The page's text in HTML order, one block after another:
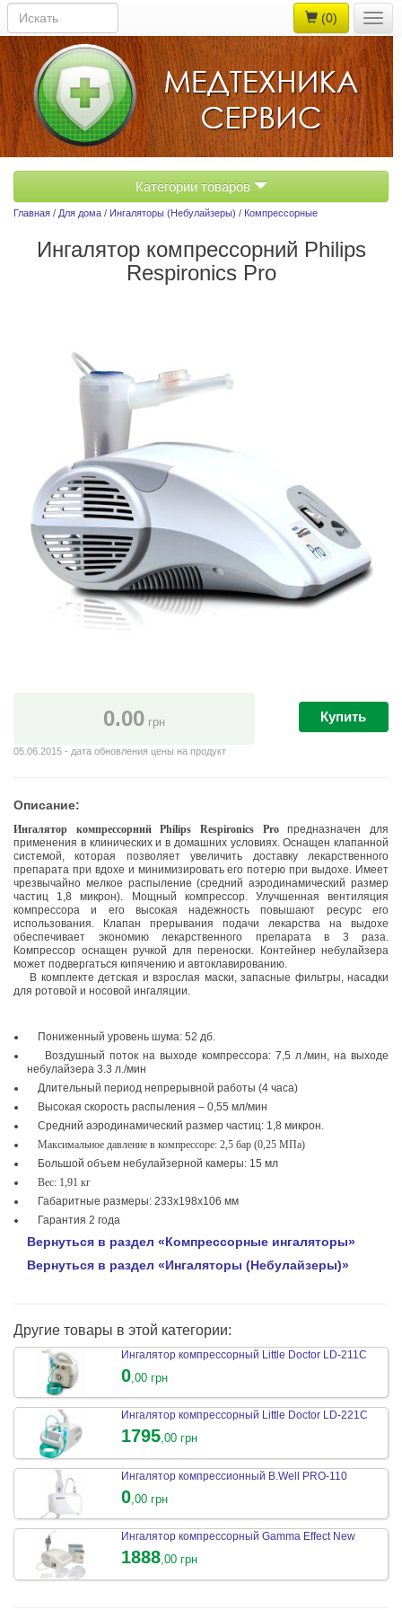
(0)
Категории товаров
Главная / Для дома / Ингаляторы (Небулайзеры) / Компрессорные
Ингалятор компреcсорний Philips
Respironics Pro
0.00грн
05.06.2015 - дата обновления цены на продукт
Купить
Описание:
Ингалятор компреcсорний Philips Respironics Pro
предназначен для
применения в клинических и в домашних условиях. Оснащен клапанной
системой, которая позволяет увеличить доставку лекарственного
препарата при вдохе и минимизировать его потерю при выдохе. Имеет
чрезвычайно мелкое распыление (средний аэродинамический размер
частиц 1,8 микрон).
Мощный компрессор. Улучшенная вентиляция
компрессора и его высокая надежность повышают ресурс его
использования.
Клапан прерывания подачи лекарства на выдохе
обеспечивает экономию лекарственного препарата в 3 раза.
Компрессор оснащен ручкой для переноски. Контейнер небулайзера
может подвергаться кипячению и автоклавированию.
В комплекте детская и взрослая маски, запасные фильтры, насадки
для ротовой и носовой ингаляции.
Пониженный уровень шума: 52 дб.
Воздушный поток на выходе компрессора: 7,5 л./мин, на выходе
небулайзера 3.3 л./мин
Длительный период непрерывной работы (4 часа)
Высокая скорость распыления – 0,55 мл/мин
Средний аэродинамический размер частиц: 1,8 микрон.
Максимальное давление в компрессоре: 2,5 бар (0,25 МПа)
Большой объем небулайзерной камеры: 15 мл
Вес: 1,91 кг
Габаритные размеры: 233x198x106 мм
Гарантия 2 года
​Вернуться в раздел «Компрессорные ингаляторы»
Вернуться в раздел «Ингаляторы (Небулайзеры)»
Другие товары в этой категории:
Ингалятор компрессорный Little Doctor LD-211C
0 ,00 грн
Ингалятор компрессорный Little Doctor LD-221C
1795,00 грн
Ингалятор компрессионный B.Well PRO-110
0 ,00 грн
Ингалятор компрессорный Gamma Effect New
1888,00 грн